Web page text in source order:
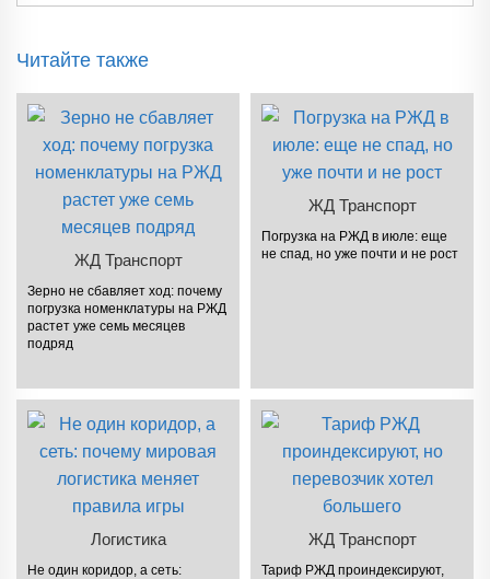
Читайте также
ЖД Транспорт
Зерно не сбавляет ход: почему
погрузка номенклатуры на РЖД
растет уже семь месяцев
подряд
ЖД Транспорт
Погрузка на РЖД в июле: еще
не спад, но уже почти и не рост
Логистика
Не один коридор, а сеть:
ЖД Транспорт
Тариф РЖД проиндексируют,